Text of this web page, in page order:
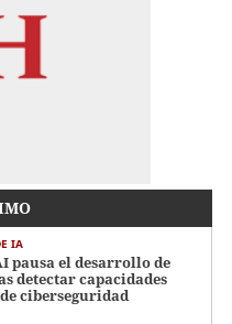
IA
pausa el desarrollo de
detectar capacidades
ciberseguridad